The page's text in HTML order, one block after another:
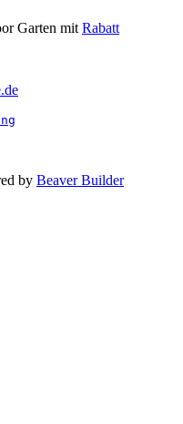
Garten mit Rabatt
by Beaver Builder